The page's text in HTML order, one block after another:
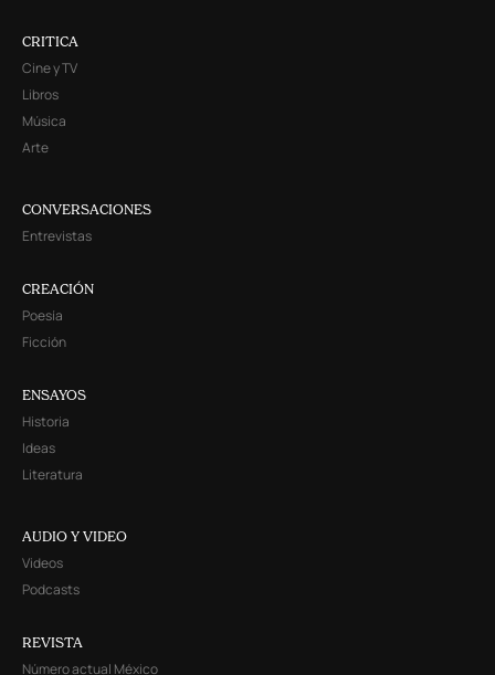
CRITICA
Cine y TV
Libros
Música
Arte
CONVERSACIONES
Entrevistas
CREACIÓN
Poesía
Ficción
ENSAYOS
Historia
Ideas
Literatura
AUDIO Y VIDEO
Videos
Podcasts
REVISTA
Número actual México